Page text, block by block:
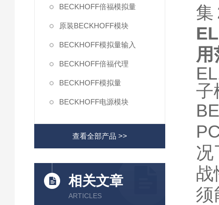
BECKHOFF倍福模拟量
原装BECKHOFF模块
BECKHOFF模拟量输入
BECKHOFF倍福代理
BECKHOFF模拟量
BECKHOFF电源模块
查看全部产品 >>
相关文章
ARTICLES
用
子
况
战
须